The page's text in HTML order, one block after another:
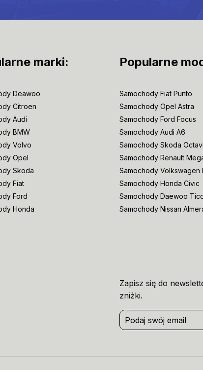
marki:
Deawoo
Citroen
Audi
BMW
Volvo
Opel
Skoda
Fiat
Ford
Honda
Popularne
Samochody Fiat Punto
Samochody Opel Astra
Samochody Ford Focus
Samochody Audi A6
Samochody Skoda
Samochody Renault
Samochody Volkswagen
Samochody Honda Civic
Samochody Daewoo
Samochody Nissan
Zapisz się do
zniżki.